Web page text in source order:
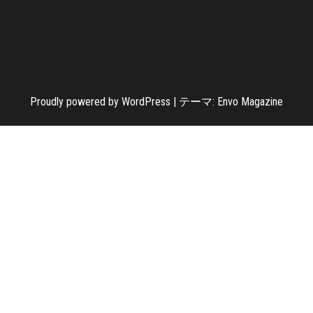
Proudly powered by WordPress | テーマ: Envo Magazine